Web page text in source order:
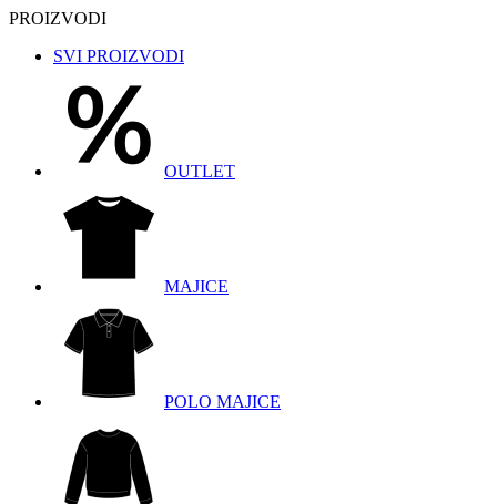
PROIZVODI
SVI PROIZVODI
OUTLET
MAJICE
POLO MAJICE